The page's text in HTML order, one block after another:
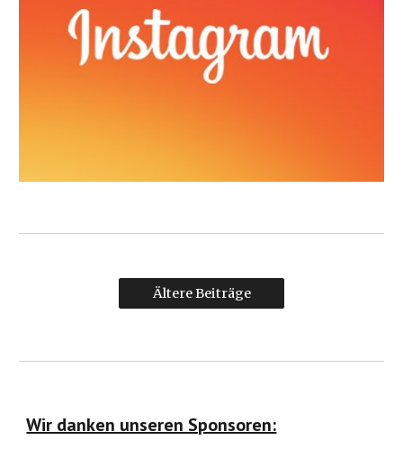
Ältere Beiträge
Wir danken unseren Sponsoren: